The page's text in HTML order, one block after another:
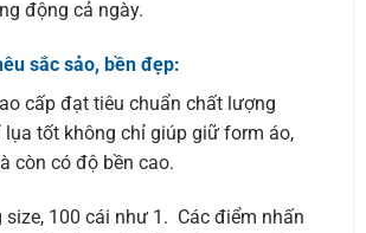
động cả ngày.
sắc sảo, bền đẹp:
cấp đạt tiêu chuẩn chất lượng
lụa tốt không chỉ giúp giữ form áo,
còn có độ bền cao.
size, 100 cái như 1. Các điểm nhấn